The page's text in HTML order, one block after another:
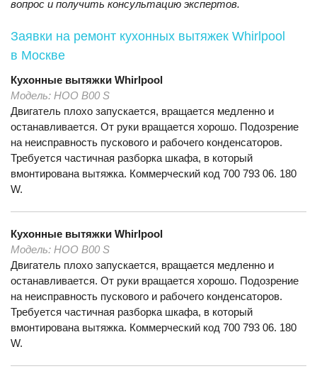
вопрос и получить консультацию экспертов.
Заявки на ремонт кухонных вытяжек Whirlpool
в Москве
Кухонные вытяжки Whirlpool
Модель: HOO B00 S
Двигатель плохо запускается, вращается медленно и
останавливается. От руки вращается хорошо. Подозрение
на неисправность пускового и рабочего конденсаторов.
Требуется частичная разборка шкафа, в который
вмонтирована вытяжка. Коммерческий код 700 793 06. 180
W.
Кухонные вытяжки Whirlpool
Модель: HOO B00 S
Двигатель плохо запускается, вращается медленно и
останавливается. От руки вращается хорошо. Подозрение
на неисправность пускового и рабочего конденсаторов.
Требуется частичная разборка шкафа, в который
вмонтирована вытяжка. Коммерческий код 700 793 06. 180
W.